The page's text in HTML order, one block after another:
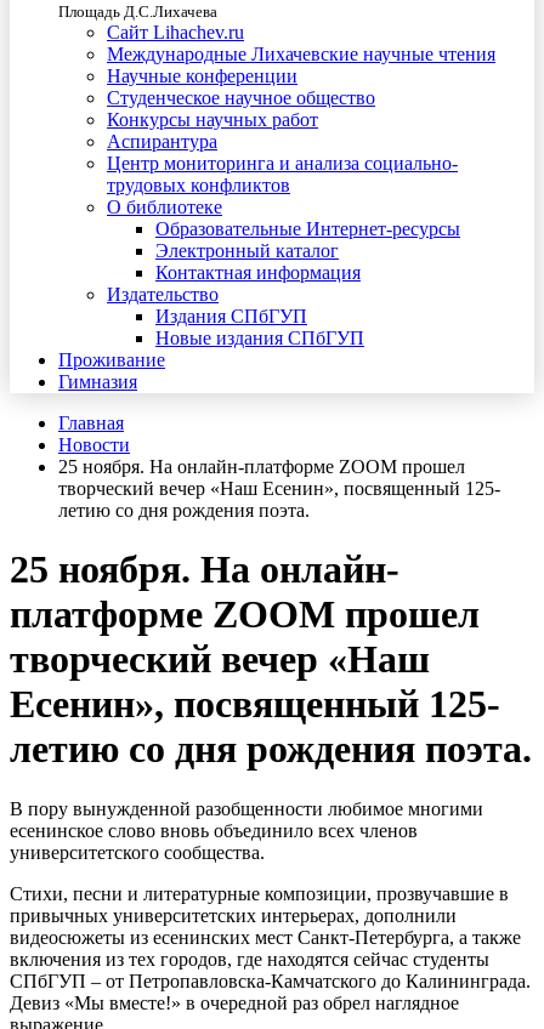
Площадь Д.С.Лихачева
Сайт Lihachev.ru
Международные Лихачевские научные чтения
Научные конференции
Студенческое научное общество
Конкурсы научных работ
Аспирантура
Центр мониторинга и анализа социально-
трудовых конфликтов
О библиотеке
Образовательные Интернет-ресурсы
Электронный каталог
Контактная информация
Издательство
Издания СПбГУП
Новые издания СПбГУП
Проживание
Гимназия
Главная
Новости
25 ноября. На онлайн-платформе ZOOM прошел
творческий вечер «Наш Есенин», посвященный 125-
летию со дня рождения поэта.
25 ноября. На онлайн-
платформе ZOOM прошел
творческий вечер «Наш
Есенин», посвященный 125-
летию со дня рождения поэта.
В пору вынужденной разобщенности любимое многими
есенинское слово вновь объединило всех членов
университетского сообщества.
Стихи, песни и литературные композиции, прозвучавшие в
привычных университетских интерьерах, дополнили
видеосюжеты из есенинских мест Санкт-Петербурга, а также
включения из тех городов, где находятся сейчас студенты
СПбГУП – от Петропавловска-Камчатского до Калининграда.
Девиз «Мы вместе!» в очередной раз обрел наглядное
выражение.